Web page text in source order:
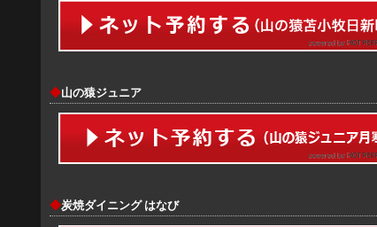
◆山の猿ジュニア
◆炭焼ダイニング はなび